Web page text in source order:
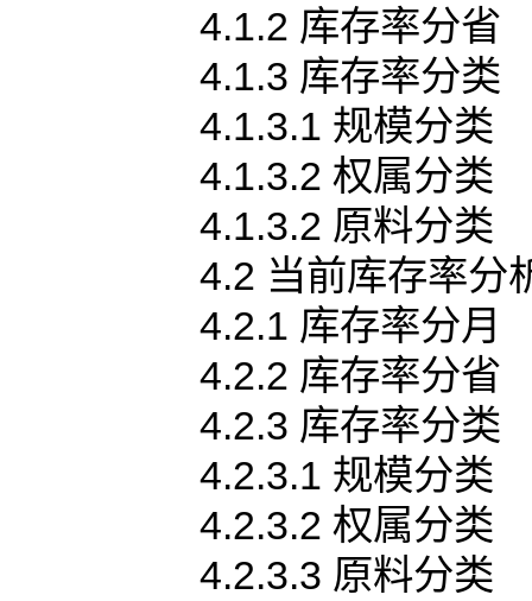
4.1.2 库存率分省
4.1.3 库存率分类
4.1.3.1 规模分类
4.1.3.2 权属分类
4.1.3.2 原料分类
4.2 当前库存率分
4.2.1 库存率分月
4.2.2 库存率分省
4.2.3 库存率分类
4.2.3.1 规模分类
4.2.3.2 权属分类
4.2.3.3 原料分类